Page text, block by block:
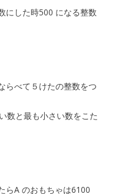
にした時500 になる整数
べて５けたの整数をつ
数と最も小さい数をこた
らA のおもちゃは6100